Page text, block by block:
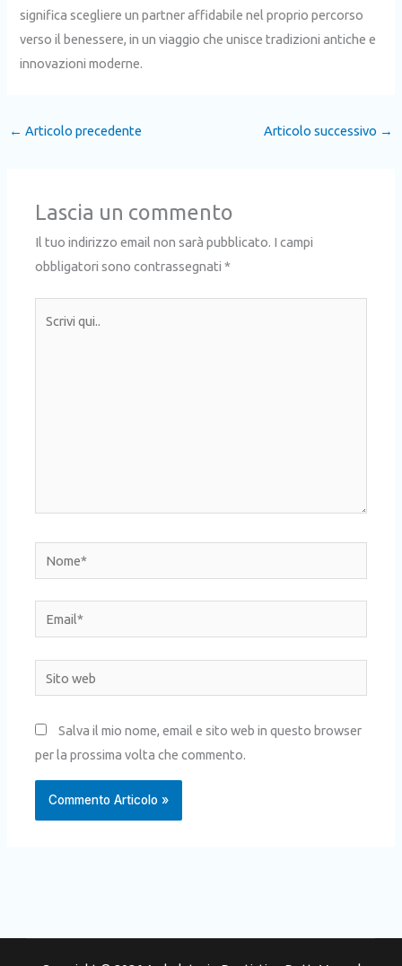
significa scegliere un partner affidabile nel proprio percorso
verso il benessere, in un viaggio che unisce tradizioni antiche e
innovazioni moderne.
← Articolo precedente Articolo successivo →
Lascia un commento
Il tuo indirizzo email non sarà pubblicato. I campi
obbligatori sono contrassegnati*
Nome*
Email*
Sito
web
Salva il mio nome, email e sito web in questo browser
per la prossima volta che commento.